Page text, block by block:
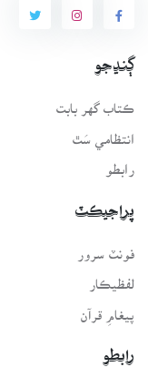
ڳنڍجو
ڪتاب گهر بابت
انتظامي سَٿ
رابطو
پراجيڪٽ
لفظيڪار
پيغامِ قرآن
رابطو